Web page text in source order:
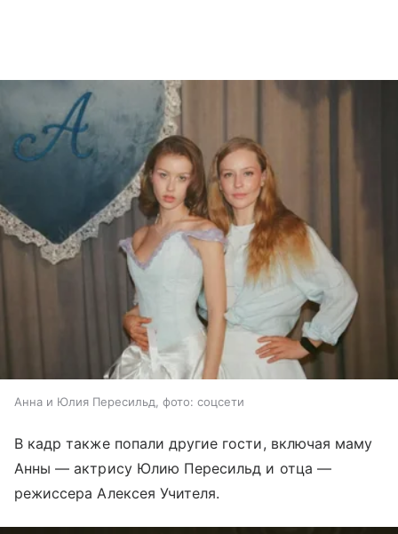
Анна и Юлия Пересильд, фото: соцсети
В кадр также попали другие гости, включая маму
Анны — актрису Юлию Пересильд и отца —
режиссера Алексея Учителя.